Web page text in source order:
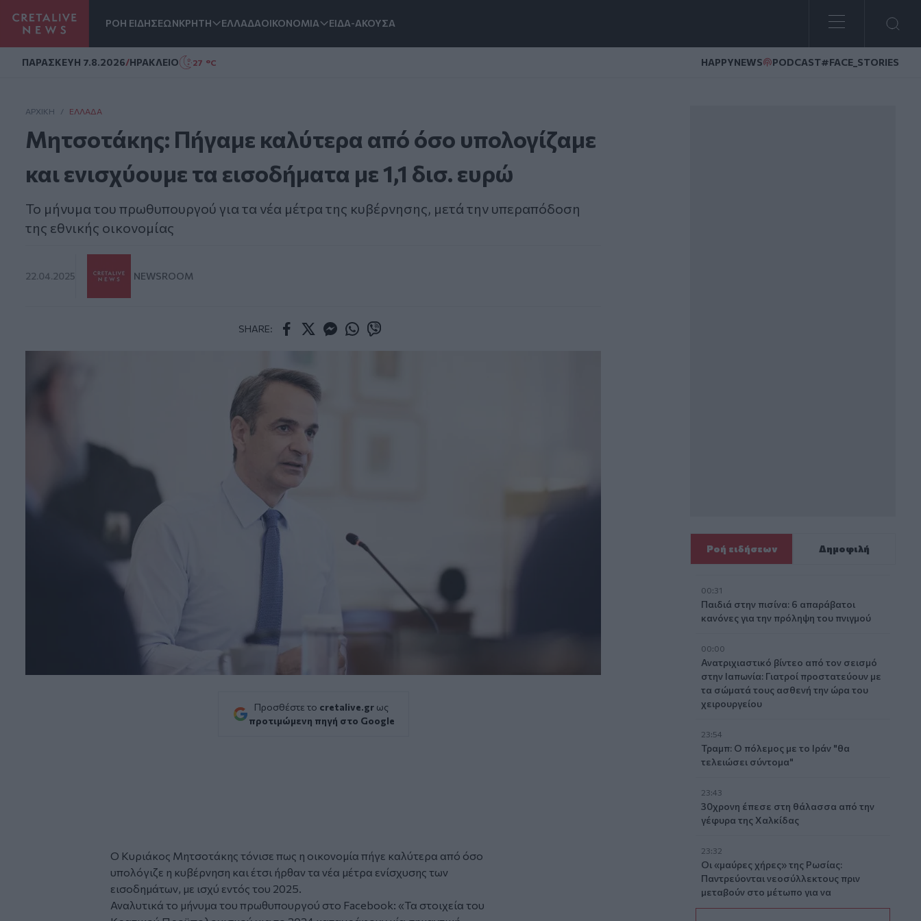
ΡΟΗ ΕΙΔΗΣΕΩΝΚΡΗΤΗ ΕΛΛΑΔΑΟΙΚΟΝΟΜΙΑ ΕΙΔΑ-ΑΚΟΥΣΑ
ΠΑΡΑΣΚΕΥΗ 7.8.2026/ΗΡΑΚΛΕΙΟ 27 °C HAPPYNEWS PODCAST#FACE_STORIES
ΑΡΧΙΚΗ / ΕΛΛΆΔΑ
Μητσοτάκης: Πήγαμε καλύτερα από όσο υπολογίζαμε
και ενισχύουμε τα εισοδήματα με 1,1 δισ. ευρώ
Το μήνυμα του πρωθυπουργού για τα νέα μέτρα της κυβέρνησης, μετά την υπεραπόδοση
της εθνικής οικονομίας
22.04.2025 NEWSROOM
SHARE:
Προσθέστε το cretalive.gr ως
προτιμώμενη πηγή στο Google
Ο Κυριάκος Μητσοτάκης τόνισε πως η οικονομία πήγε καλύτερα από όσο
υπολόγιζε η κυβέρνηση και έτσι ήρθαν τα νέα μέτρα ενίσχυσης των
εισοδημάτων, με ισχύ εντός του 2025.
Αναλυτικά το μήνυμα του πρωθυπουργού στο Facebook: «Τα στοιχεία του
Ροή ειδήσεων Δημοφιλή
00:31
Παιδιά στην πισίνα: 6 απαράβατοι
κανόνες για την πρόληψη του πνιγμού
00:00
Ανατριχιαστικό βίντεο από τον σεισμό
στην Ιαπωνία: Γιατροί προστατεύουν με
τα σώματά τους ασθενή την ώρα του
χειρουργείου
23:54
Τραμπ: Ο πόλεμος με το Ιράν "θα
τελειώσει σύντομα"
23:43
30χρονη έπεσε στη θάλασσα από την
γέφυρα της Χαλκίδας
23:32
Οι «μαύρες χήρες» της Ρωσίας:
Παντρεύονται νεοσύλλεκτους πριν
μεταβούν στο μέτωπο για να
εισπράξουν τις «παχυλές»